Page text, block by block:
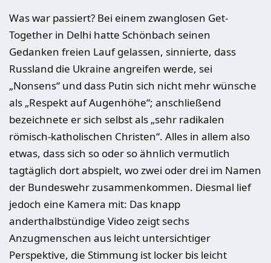
Was war passiert? Bei einem zwanglosen Get-
Together in Delhi hatte Schönbach seinen
Gedanken freien Lauf gelassen, sinnierte, dass
Russland die Ukraine angreifen werde, sei
„Nonsens“ und dass Putin sich nicht mehr wünsche
als „Respekt auf Augenhöhe“; anschließend
bezeichnete er sich selbst als „sehr radikalen
römisch-katholischen Christen“. Alles in allem also
etwas, dass sich so oder so ähnlich vermutlich
tagtäglich dort abspielt, wo zwei oder drei im Namen
der Bundeswehr zusammenkommen. Diesmal lief
jedoch eine Kamera mit: Das knapp
anderthalbstündige Video zeigt sechs
Anzugmenschen aus leicht untersichtiger
Perspektive, die Stimmung ist locker bis leicht